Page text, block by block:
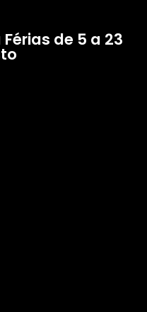
de 5 a 23